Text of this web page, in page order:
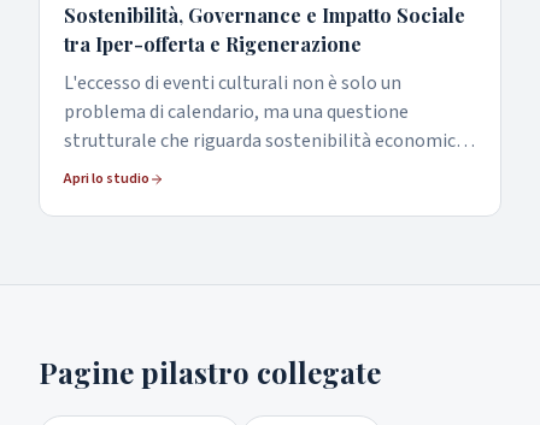
Sostenibilità, Governance e Impatto Sociale
tra Iper-offerta e Rigenerazione
L'eccesso di eventi culturali non è solo un
problema di calendario, ma una questione
strutturale che riguarda sostenibilità economica,
qualità del lavoro e impatto reale sui territori.
Apri lo studio
Pagine pilastro collegate